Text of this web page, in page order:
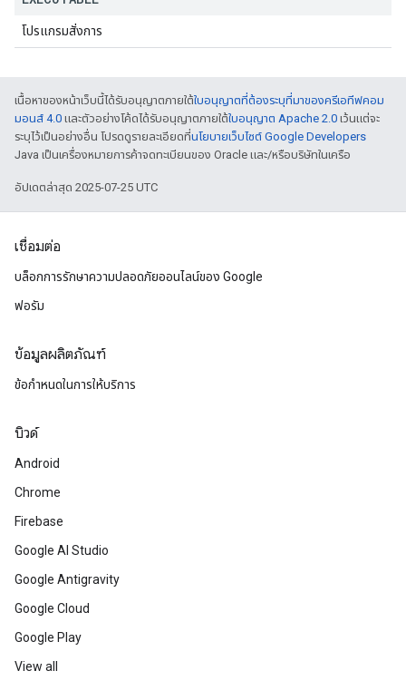
โปรแกรมสั่งการ
เนื้อหาของหน้าเว็บนี้ได้รับอนุญาตภายใต้ใบอนุญาตที่ต้องระบุที่มาของครีเอทีฟคอม
มอนส์ 4.0 และตัวอย่างโค้ดได้รับอนุญาตภายใต้ใบอนุญาต Apache 2.0 เว้นแต่จะ
ระบุไว้เป็นอย่างอื่น โปรดดูรายละเอียดที่นโยบายเว็บไซต์ Google Developers
Java เป็นเครื่องหมายการค้าจดทะเบียนของ Oracle และ/หรือบริษัทในเครือ
อัปเดตล่าสุด 2025-07-25 UTC
เชื่อมต่อ
บล็อกการรักษาความปลอดภัยออนไลน์ของ Google
ฟอรัม
ข้อมูลผลิตภัณฑ์
ข้อกำหนดในการให้บริการ
บิวด์
Android
Chrome
Firebase
Google AI Studio
Google Antigravity
Google Cloud
Google Play
View all